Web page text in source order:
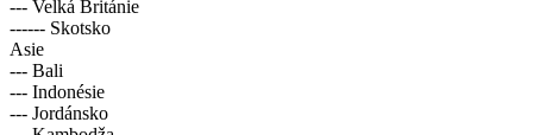
--- Velká Británie
------ Skotsko
Asie
--- Bali
--- Indonésie
--- Jordánsko